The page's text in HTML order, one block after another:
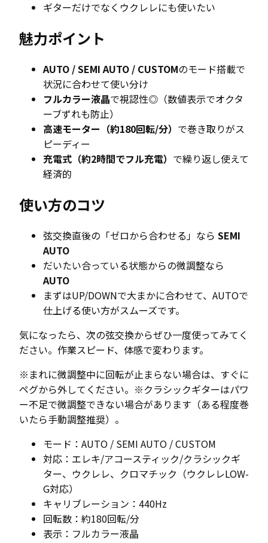
ギターだけでなくウクレレにも使いたい
魅力ポイント
AUTO / SEMI AUTO / CUSTOMのモード搭載で
状況に合わせて使い分け
フルカラー液晶で視認性◎（数値表示でオクタ
ーブずれも防止）
高速モーター（約180回転/分） で巻き取りがス
ピーディー
充電式（約2時間でフル充電） で繰り返し使えて
経済的
使い方のコツ
弦交換直後の「ゼロから合わせる」なら SEMI
AUTO
だいたい合っている状態からの微調整なら
AUTO
まずはUP/DOWNで大まかに合わせて、AUTOで
仕上げる使い方がスムーズです。
気になったら、次の弦交換からぜひ一度使ってみてく
ださい。作業スピード、体感で変わります。
※まれに微調整中に回転が止まらない場合は、すぐに
ペグから外してください。※クラシックギターはパワ
ー不足で微調整できない場合があります（ある程度巻
いたら手動調整推奨）。
モード：AUTO / SEMI AUTO / CUSTOM
対応：エレキ/アコースティック/クラシックギ
ター、ウクレレ、クロマチック（ウクレレLOW-
G対応）
キャリブレーション：440Hz
回転数：約180回転/分
表示：フルカラー液晶